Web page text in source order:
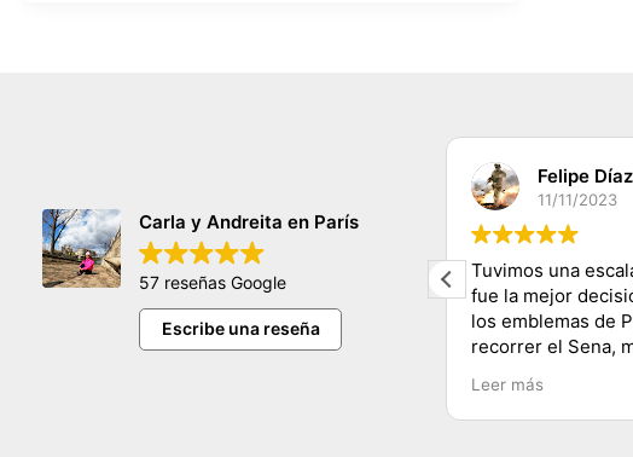
Carla y Andreita en París
57 reseñas Google
Escribe una reseña
hermosa persona nos encanto
conocer tantos lugares y de una
manera muy dinamica y facil
Felipe Díaz
11/11/2023
Tuvimos una
fue la mejor
los emblemas de
recorrer el Sena,
Carla y a su equipo
Recomendado,
Chile.
Leer más